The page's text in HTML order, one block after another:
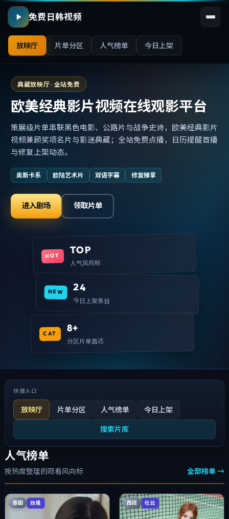
免费日韩视频
放映厅 片单分区 人气榜单 今日上架
典藏放映厅 · 全站免费
欧美经典影片视频在线观影平台
策展级片单串联黑色电影、公路片与战争史诗，欧美经典影片
视频兼顾奖项名片与影迷典藏；全站免费点播，日历提醒首播
与修复上架动态。
奥斯卡系 欧陆艺术片 双语字幕 修复臻享
进入剧场 领取片单
HOT TOP
人气风向标
NEW 24
今日上架条目
CAT 8+
分区片单直达
快捷入口
放映厅 片单分区 人气榜单 今日上架
搜索片库
人气榜单
按热度整理的观看风向标 全部榜单 →
泰国 独播 西班 杜比